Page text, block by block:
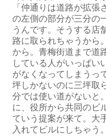
「仲通りは道路が拡張
の左側の部分が三分の
うんです。そうする店
路に取られちゃうから
から。青梅街道まで道
している人がいっぱい
がなくなってしまうっ
坪しかないのに三坪取
分では使い道がないと
に、役所から共同のビ
ていう提案が来て。大
入れてビルにしちゃう。